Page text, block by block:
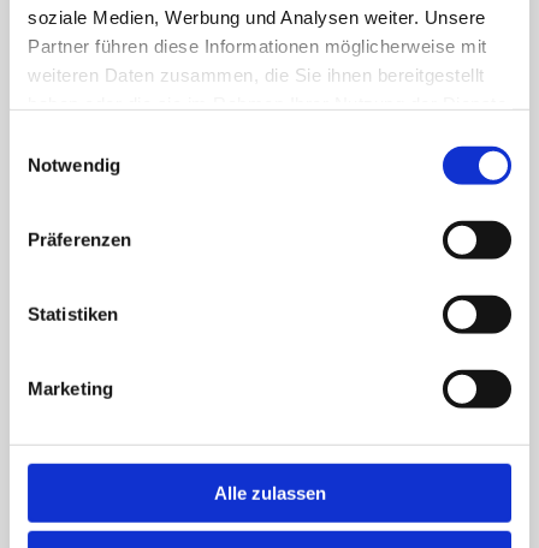
soziale Medien, Werbung und Analysen weiter. Unsere
Partner führen diese Informationen möglicherweise mit
weiteren Daten zusammen, die Sie ihnen bereitgestellt
Notwendig
Präferenzen
Statistiken
Marketing
Alle zulassen